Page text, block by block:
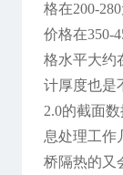
格在200-
价格在350-
格水平大约
计厚度也是
2.0的截面
息处理工作
桥隔热的又